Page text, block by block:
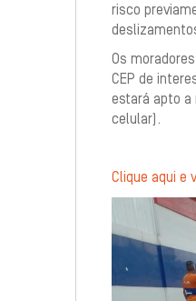
risco
Os
CEP de
estará apto a
celular).
Clique aqui e